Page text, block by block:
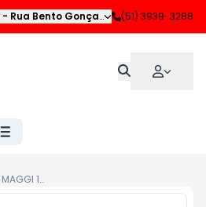
- Rua Bento Gonçalves, Novo Hamburgo
(51) 3939-3288
SOPAO MAGGI 150G GALINHA MENOS SODIO